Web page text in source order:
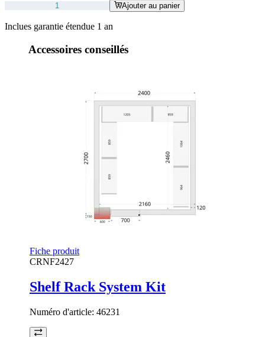
Ajouter au panier
Inclues garantie étendue 1 an
Accessoires conseillés
Fiche produit
CRNF2427
Shelf Rack System Kit
Numéro d'article: 46231